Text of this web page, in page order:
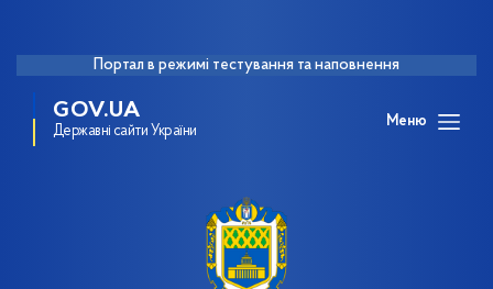
Портал в режимі тестування та наповнення
GOV.UA
Державні сайти України
Меню